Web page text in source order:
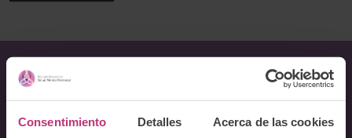
Consentimiento Detalles Acerca de las cookies
Sobre Nosotros
Acerca del Instituto